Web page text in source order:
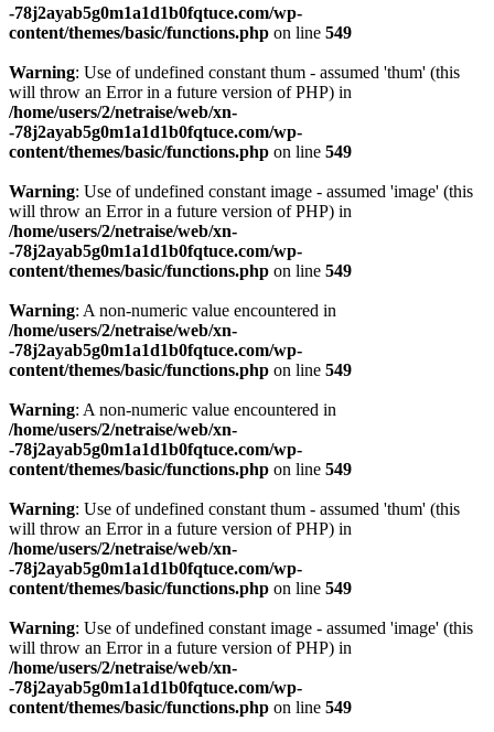
-78j2ayab5g0m1a1d1b0fqtuce.com/wp-
content/themes/basic/functions.php on line 549
Warning: Use of undefined constant thum - assumed 'thum' (this
will throw an Error in a future version of PHP) in
/home/users/2/netraise/web/xn-
-78j2ayab5g0m1a1d1b0fqtuce.com/wp-
content/themes/basic/functions.php on line 549
Warning: Use of undefined constant image - assumed 'image' (this
will throw an Error in a future version of PHP) in
/home/users/2/netraise/web/xn-
-78j2ayab5g0m1a1d1b0fqtuce.com/wp-
content/themes/basic/functions.php on line 549
Warning: A non-numeric value encountered in
/home/users/2/netraise/web/xn-
-78j2ayab5g0m1a1d1b0fqtuce.com/wp-
content/themes/basic/functions.php on line 549
Warning: A non-numeric value encountered in
/home/users/2/netraise/web/xn-
-78j2ayab5g0m1a1d1b0fqtuce.com/wp-
content/themes/basic/functions.php on line 549
Warning: Use of undefined constant thum - assumed 'thum' (this
will throw an Error in a future version of PHP) in
/home/users/2/netraise/web/xn-
-78j2ayab5g0m1a1d1b0fqtuce.com/wp-
content/themes/basic/functions.php on line 549
Warning: Use of undefined constant image - assumed 'image' (this
will throw an Error in a future version of PHP) in
/home/users/2/netraise/web/xn-
-78j2ayab5g0m1a1d1b0fqtuce.com/wp-
content/themes/basic/functions.php on line 549